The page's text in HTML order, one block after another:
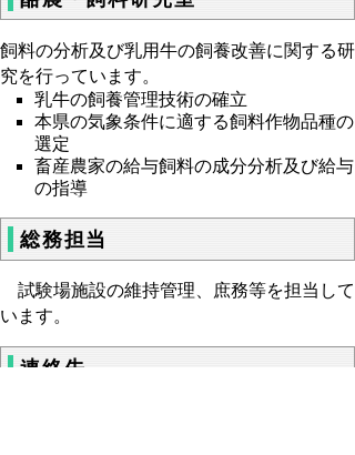
飼料の分析及び乳用牛の飼養改善に関する研
究を行っています。
乳牛の飼養管理技術の確立
本県の気象条件に適する飼料作物品種の
選定
畜産農家の給与飼料の成分分析及び給与
の指導
総務担当
試験場施設の維持管理、庶務等を担当して
います。
連絡先